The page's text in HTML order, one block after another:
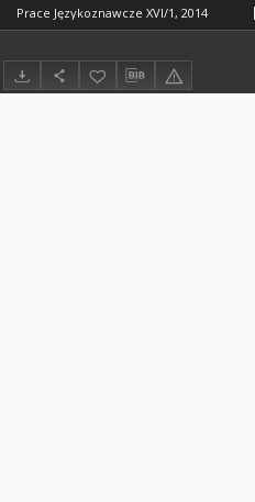
Prace Językoznawcze XVI/1, 2014